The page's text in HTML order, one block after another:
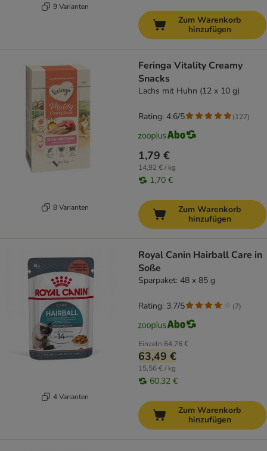
9 Varianten
Zum Warenkorb
hinzufügen
8 Varianten
Feringa Vitality Creamy
Snacks
Lachs mit Huhn (12 x 10 g)
1,79 €
14,92 € / kg
1,70 €
Rating: 4.6/5 (127)
Zum Warenkorb
hinzufügen
4 Varianten
Royal Canin Hairball Care in
Soße
Sparpaket: 48 x 85 g
Einzeln 64,76 €
63,49 €
15,56 € / kg
60,32 €
Rating: 3.7/5 (7)
Zum Warenkorb
hinzufügen